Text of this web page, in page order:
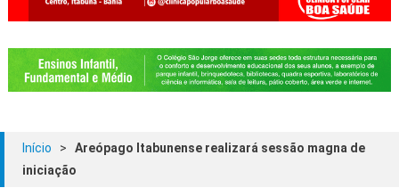
Início >
Areópago Itabunense realizará sessão magna de
iniciação